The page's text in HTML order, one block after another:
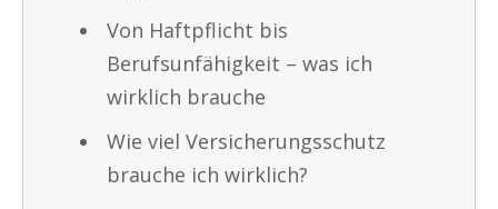
Von Haftpflicht bis
Berufsunfähigkeit – was ich
wirklich brauche
Wie viel Versicherungsschutz
brauche ich wirklich?